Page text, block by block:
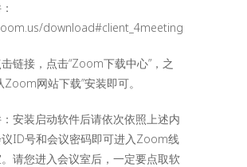
download#client_4meeting
链接，点击“Zoom下载中心”，之
Zoom网站下载”安装即可。
安装启动软件后请依次依照上述内
ID号和会议密码即可进入Zoom线
请您进入会议室后，一定要点取软